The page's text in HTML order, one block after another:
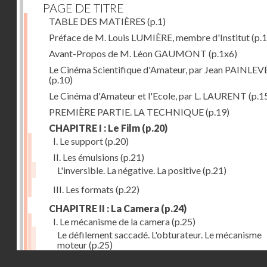
PAGE DE TITRE
TABLE DES MATIÈRES (p.1)
Préface de M. Louis LUMIÈRE, membre d'Institut
Avant-Propos de M. Léon GAUMONT (p.1x6)
Le Cinéma Scientifique d'Amateur, par Jean
(p.10)
Le Cinéma d'Amateur et l'Ecole, par L. LAURENT
PREMIÈRE PARTIE. LA TECHNIQUE(p.19)
CHAPITRE I : Le Film (p.20)
I. Le support(p.20)
II. Les émulsions (p.21)
L'inversible. La négative. La positive(p.21)
III. Les formats (p.22)
CHAPITRE II : La Camera (p.24)
I. Le mécanisme de la camera(p.25)
Le défilement saccadé. L'obturateur. Le mécanisme
moteur(p.25)